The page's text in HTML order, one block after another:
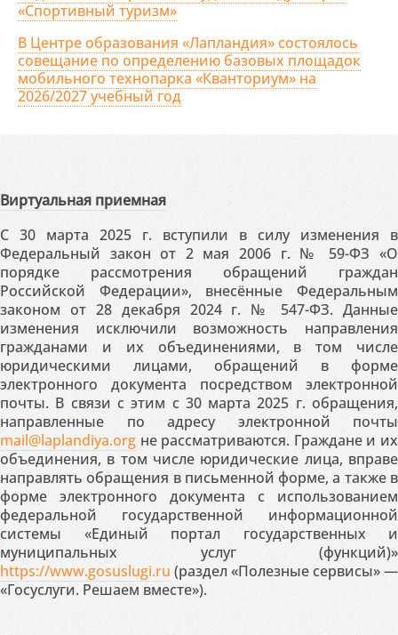
«Спортивный туризм»
В Центре образования «Лапландия» состоялось
совещание по определению базовых площадок
мобильного технопарка «Кванториум» на
2026/2027 учебный год
Виртуальная приемная
С 30 марта 2025 г. вступили в силу изменения в
Федеральный закон от 2 мая 2006 г. № 59-ФЗ «О
порядке рассмотрения обращений граждан
Российской Федерации», внесённые Федеральным
законом от 28 декабря 2024 г. № 547-ФЗ. Данные
изменения исключили возможность направления
гражданами и их объединениями, в том числе
юридическими лицами, обращений в форме
электронного документа посредством электронной
почты. В связи с этим с 30 марта 2025 г. обращения,
направленные по адресу электронной почты
mail@laplandiya.org не рассматриваются. Граждане и их
объединения, в том числе юридические лица, вправе
направлять обращения в письменной форме, а также в
форме электронного документа с использованием
федеральной государственной информационной
системы «Единый портал государственных и
муниципальных услуг (функций)»
https://www.gosuslugi.ru (раздел «Полезные сервисы» —
«Госуслуги. Решаем вместе»).